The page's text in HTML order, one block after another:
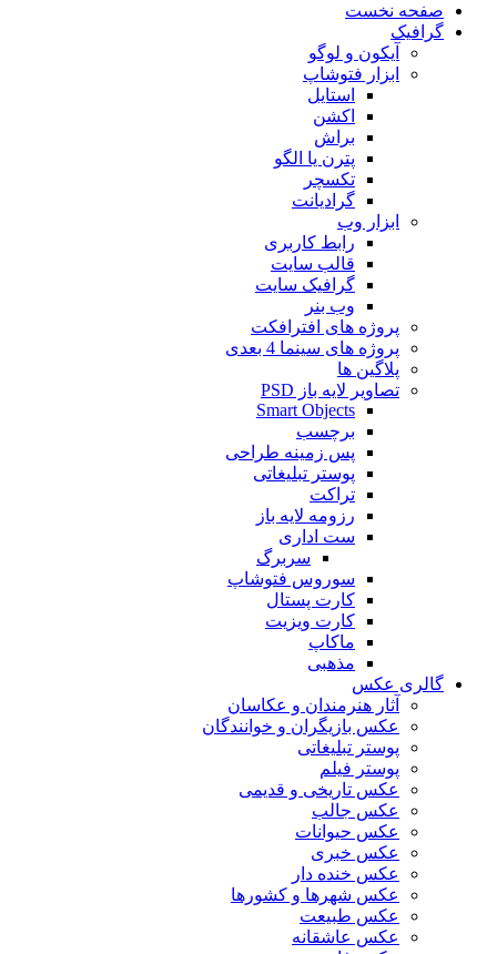
صفحه نخست
گرافیک
آیکون و لوگو
ابزار فتوشاپ
استایل
اکشن
براش
پترن یا الگو
تکسچر
گرادیانت
ابزار وب
رابط کاربری
قالب سایت
گرافیک سایت
وب بنر
پروژه های افترافکت
پروژه های سینما 4 بعدی
پلاگین ها
تصاویر لایه باز PSD
Smart Objects
برچسب
پس زمینه طراحی
پوستر تبلیغاتی
تراکت
رزومه لایه باز
ست اداری
سربرگ
سوروس فتوشاپ
کارت پستال
کارت ویزیت
ماکاپ
مذهبی
گالری عکس
آثار هنرمندان و عکاسان
عکس بازیگران و خوانندگان
پوستر تبلیغاتی
پوستر فیلم
عکس تاریخی و قدیمی
عکس جالب
عکس حیوانات
عکس خبری
عکس خنده دار
عکس شهرها و کشورها
عکس طبیعت
عکس عاشقانه